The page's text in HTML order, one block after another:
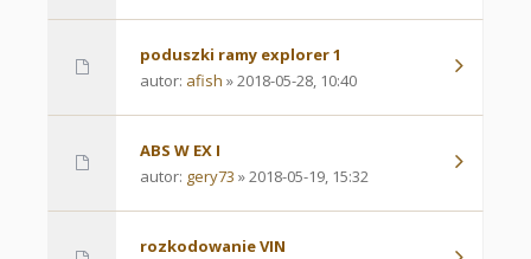
poduszki ramy explorer 1
autor: afish » 2018-05-28, 10:40
ABS W EX I
autor: gery73 » 2018-05-19, 15:32
rozkodowanie VIN